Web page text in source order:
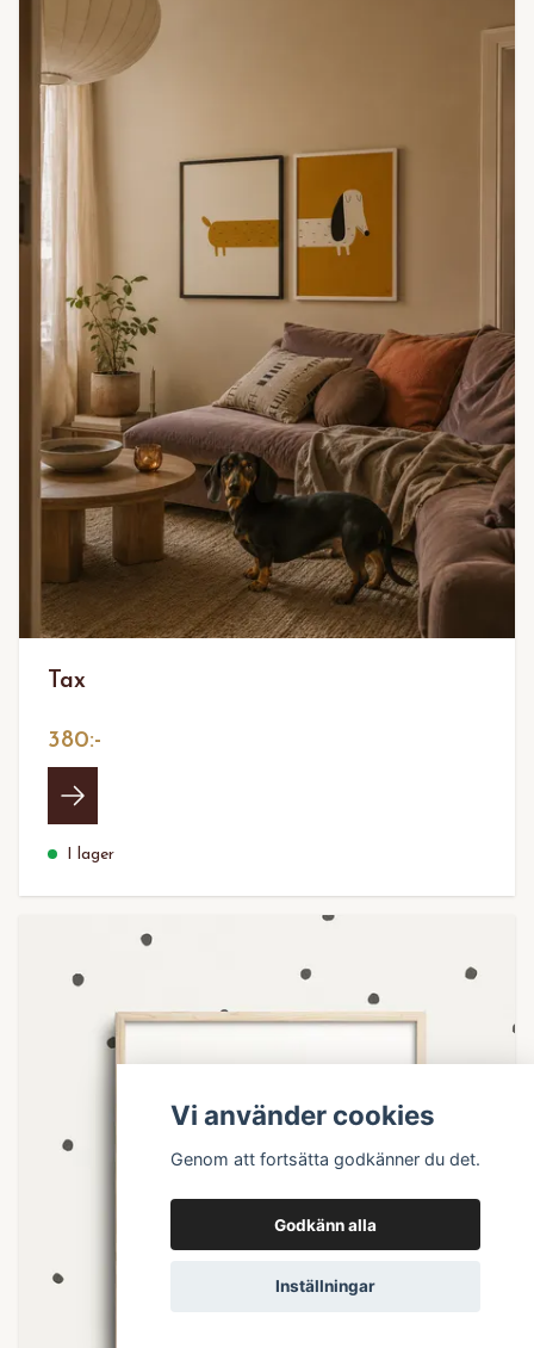
Tax
380:-
I lager
Vi använder cookies
Genom att fortsätta godkänner du det.
Godkänn alla
Inställningar